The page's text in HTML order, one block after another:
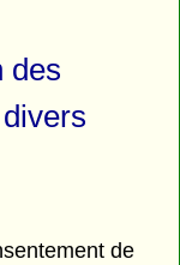
des
de